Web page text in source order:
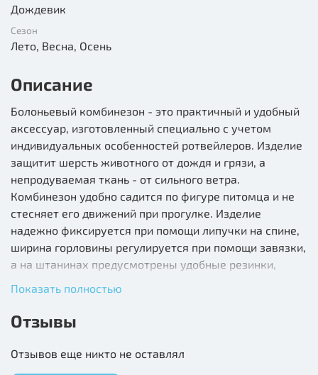
Дождевик
Сезон
Лето, Весна, Осень
Описание
Болоньевый комбинезон - это практичный и удобный
аксессуар, изготовленный специально с учетом
индивидуальных особенностей ротвейлеров. Изделие
защитит шерсть животного от дождя и грязи, а
непродуваемая ткань - от сильного ветра.
Комбинезон удобно садится по фигуре питомца и не
стесняет его движений при прогулке. Изделие
надежно фиксируется при помощи липучки на спине,
ширина горловины регулируется при помощи завязки,
а на штанинах предусмотрены удобные резинки,
Показать полностью
Отзывы
Отзывов еще никто не оставлял